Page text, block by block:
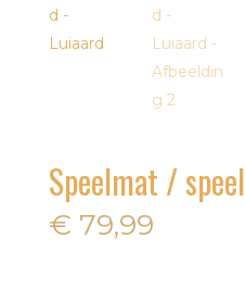
Speelmat /
€ 79,99